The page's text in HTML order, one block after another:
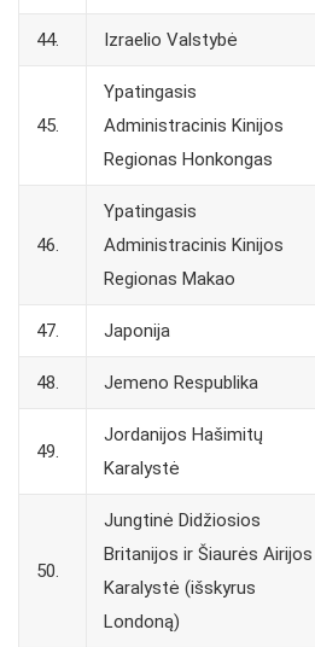
44. Izraelio Valstybė
45.
Ypatingasis
Administracinis Kinijos
Regionas Honkongas
46.
Ypatingasis
Administracinis Kinijos
Regionas Makao
47. Japonija
48. Jemeno Respublika
49.
Jordanijos Hašimitų
Karalystė
50.
Jungtinė Didžiosios
Britanijos ir Šiaurės Airijos
Karalystė (išskyrus
Londoną)